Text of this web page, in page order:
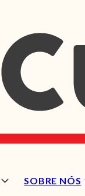
SOBRE NÓS